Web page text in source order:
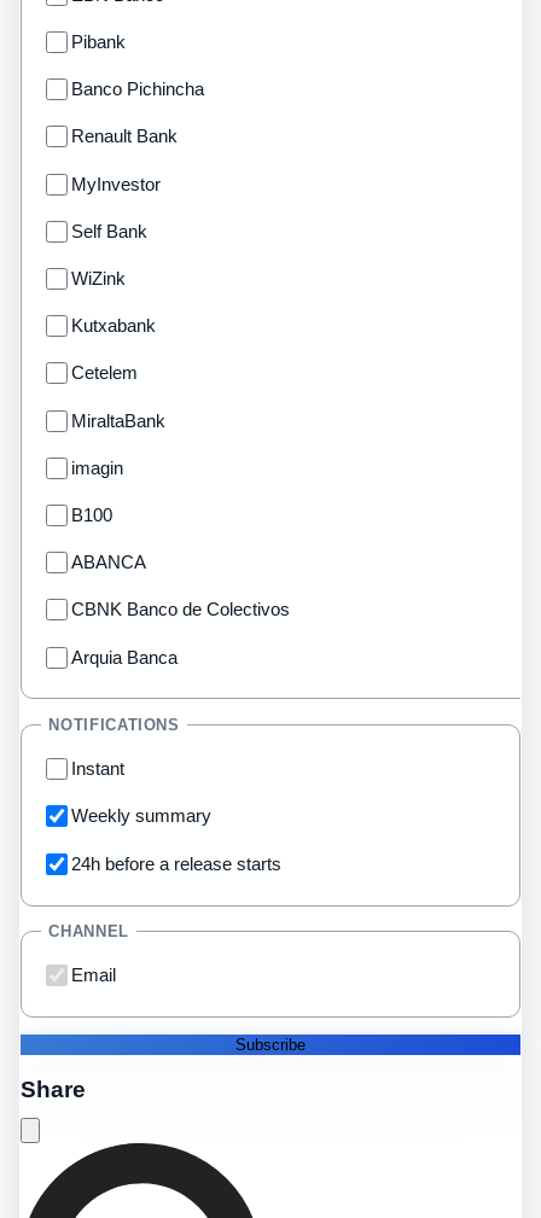
Pibank
Banco Pichincha
Renault Bank
MyInvestor
Self Bank
WiZink
Kutxabank
Cetelem
MiraltaBank
imagin
B100
ABANCA
CBNK Banco de Colectivos
Arquia Banca
NOTIFICATIONS
Instant
Weekly summary
24h before a release starts
CHANNEL
Email
Subscribe
Share